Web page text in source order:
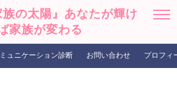
族の太陽』あなたが輝け
家族が変わる
ュニケーション診断 お問い合わせ プロフィ